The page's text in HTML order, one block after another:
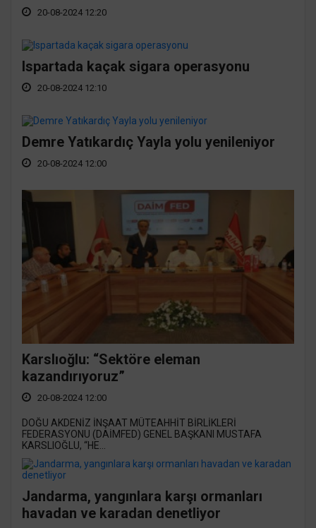
20-08-2024 12:20
Ispartada kaçak sigara operasyonu
20-08-2024 12:10
Demre Yatıkardıç Yayla yolu yenileniyor
20-08-2024 12:00
Karslıoğlu: “Sektöre eleman
kazandırıyoruz”
20-08-2024 12:00
DOĞU AKDENİZ İNŞAAT MÜTEAHHİT BİRLİKLERİ
FEDERASYONU (DAİMFED) GENEL BAŞKANI MUSTAFA
KARSLIOĞLU, “HE...
Jandarma, yangınlara karşı ormanları
havadan ve karadan denetliyor